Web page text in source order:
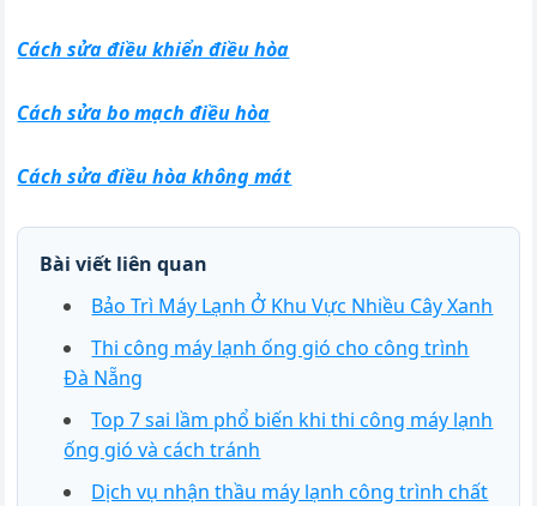
Cách sửa điều khiển điều hòa
Cách sửa bo mạch điều hòa
Cách sửa điều hòa không mát
Bài viết liên quan
Bảo Trì Máy Lạnh Ở Khu Vực Nhiều Cây Xanh
Thi công máy lạnh ống gió cho công trình
Đà Nẵng
Top 7 sai lầm phổ biến khi thi công máy lạnh
ống gió và cách tránh
Dịch vụ nhận thầu máy lạnh công trình chất